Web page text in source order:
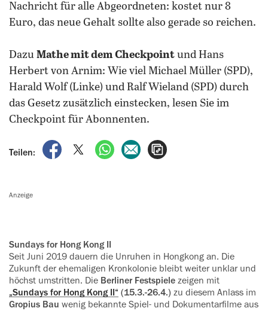
Nachricht für alle Abgeordneten: kostet nur 8
Euro, das neue Gehalt sollte also gerade so reichen.
Dazu Mathe mit dem Checkpoint und Hans
Herbert von Arnim: Wie viel Michael Müller (SPD),
Harald Wolf (Linke) und Ralf Wieland (SPD) durch
das Gesetz zusätzlich einstecken, lesen Sie im
Checkpoint für Abonnenten.
Teilen:
auf Facebook teilen
auf X teilenper WhatsApp teilen
per E-Mail teilen
Anzeige
Sundays for Hong Kong II
Seit Juni 2019 dauern die Unruhen in Hongkong an. Die
Zukunft der ehemaligen Kronkolonie bleibt weiter unklar und
höchst umstritten. Die Berliner Festspiele zeigen mit
„Sundays for Hong Kong II“ (15.3.-26.4.) zu diesem Anlass im
Gropius Bau wenig bekannte Spiel- und Dokumentarfilme aus